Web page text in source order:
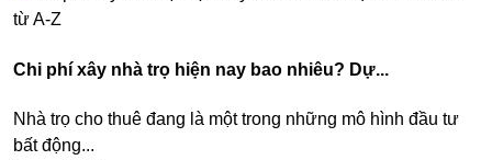
Chi phí xây nhà trọ hiện nay bao nhiêu? Dự...
Nhà trọ cho thuê đang là một trong những mô hình đầu tư
bất động...